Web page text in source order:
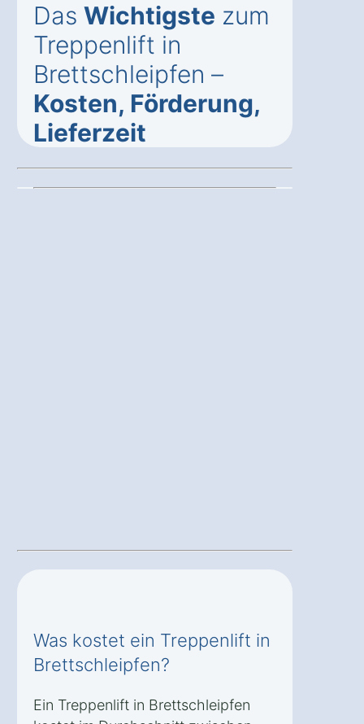
Das Wichtigste zum
Treppenlift in
Brettschleipfen –
Kosten, Förderung,
Lieferzeit
Was kostet ein Treppenlift in
Brettschleipfen?
Ein Treppenlift in Brettschleipfen